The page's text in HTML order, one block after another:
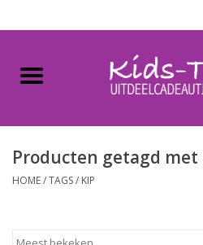
Home
Gevulde capsules & mixen
Maandaanbieding
Producten getagd met
HOME/TAGS/ KIP